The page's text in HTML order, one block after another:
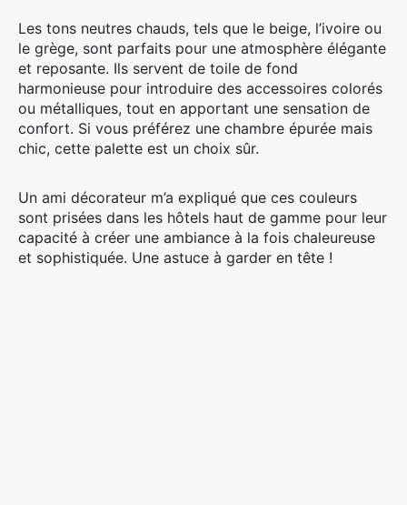
Les tons neutres chauds, tels que le beige, l’ivoire ou
le grège, sont parfaits pour une atmosphère élégante
et reposante. Ils servent de toile de fond
harmonieuse pour introduire des accessoires colorés
ou métalliques, tout en apportant une sensation de
confort. Si vous préférez une chambre épurée mais
chic, cette palette est un choix sûr.
Un ami décorateur m’a expliqué que ces couleurs
sont prisées dans les hôtels haut de gamme pour leur
capacité à créer une ambiance à la fois chaleureuse
et sophistiquée. Une astuce à garder en tête !